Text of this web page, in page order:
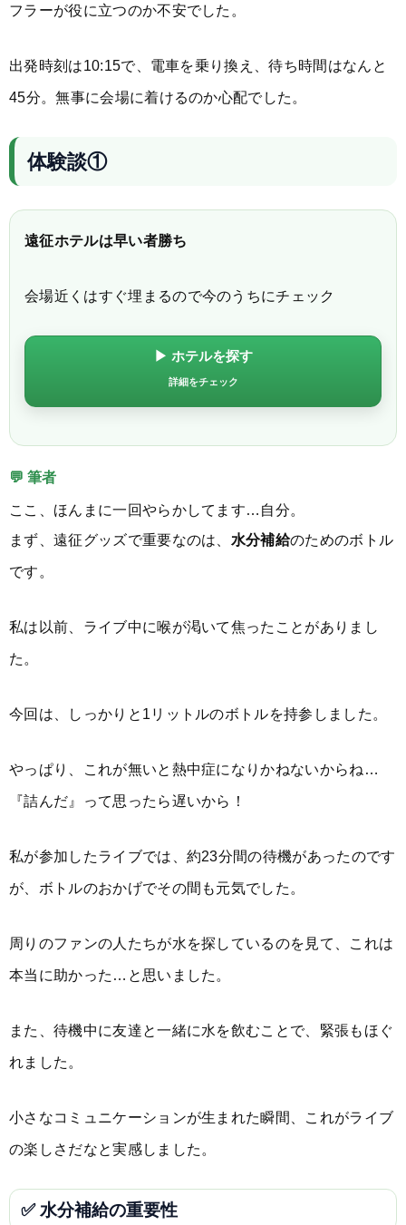
フラーが役に立つのか不安でした。
出発時刻は10:15で、電車を乗り換え、待ち時間はなんと
45分。無事に会場に着けるのか心配でした。
体験談①
遠征ホテルは早い者勝ち
会場近くはすぐ埋まるので今のうちにチェック
▶ ホテルを探す
詳細をチェック
💬 筆者
ここ、ほんまに一回やらかしてます…自分。
まず、遠征グッズで重要なのは、 水分補給のためのボトル
です。
私は以前、ライブ中に喉が渇いて焦ったことがありまし
た。
今回は、しっかりと1リットルのボトルを持参しました。
やっぱり、これが無いと熱中症になりかねないからね…
『詰んだ』って思ったら遅いから！
私が参加したライブでは、約23分間の待機があったのです
が、ボトルのおかげでその間も元気でした。
周りのファンの人たちが水を探しているのを見て、これは
本当に助かった…と思いました。
また、待機中に友達と一緒に水を飲むことで、緊張もほぐ
れました。
小さなコミュニケーションが生まれた瞬間、これがライブ
の楽しさだなと実感しました。
✅ 水分補給の重要性